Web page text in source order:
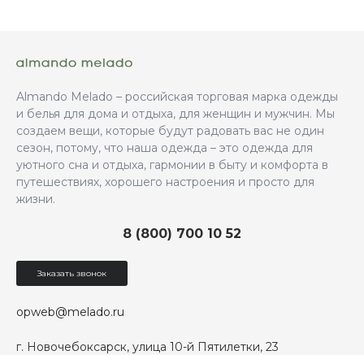
Almando Melado – российская торговая марка одежды
и белья для дома и отдыха, для женщин и мужчин. Мы
создаем вещи, которые будут радовать вас не один
сезон, потому, что наша одежда – это одежда для
уютного сна и отдыха, гармонии в быту и комфорта в
путешествиях, хорошего настроения и просто для
жизни.
г. Новочебоксарск, улица 10-й Пятилетки, 23
8 (800) 700 10 52
opweb@melado.ru
Заказать звонок